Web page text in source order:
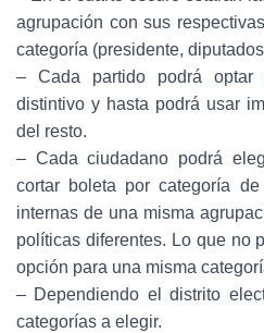
agrupación con sus
categoría (presidente,
– Cada partido podrá
distintivo y hasta podrá usar
del resto.
– Cada ciudadano podrá
cortar boleta por categoría
internas de una misma
políticas diferentes. Lo que no
opción para una misma
– Dependiendo el distrito
categorías a elegir.